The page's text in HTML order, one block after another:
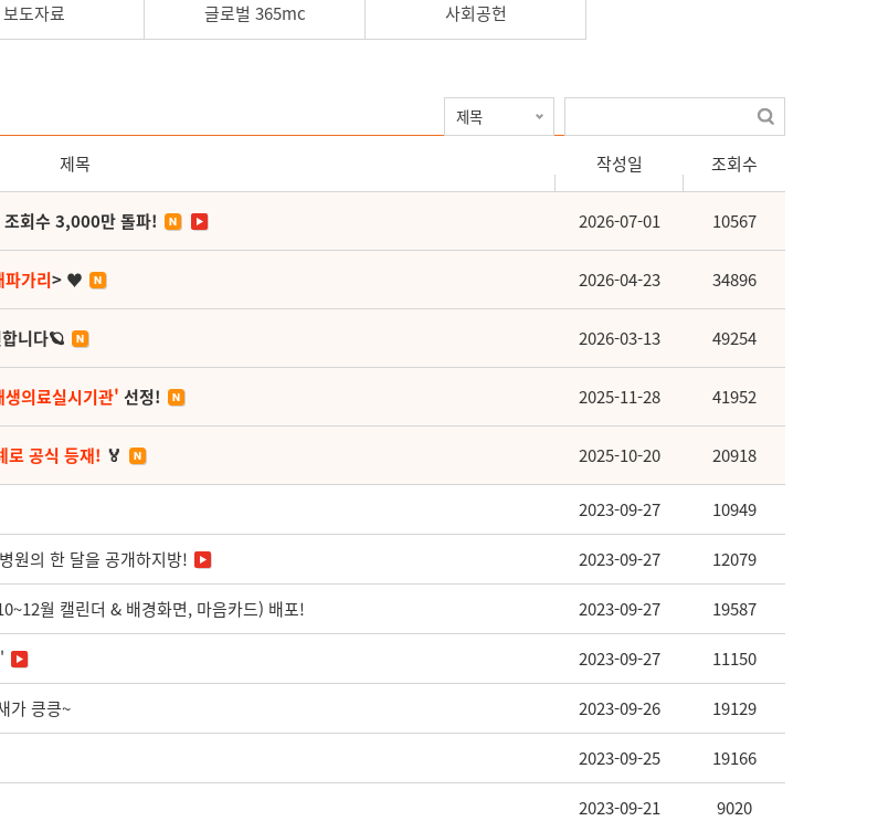
보도자료 글로벌 365mc 사회공헌
제목 작성일 조회수
회수 3,000만 돌파! 2026-07-01 10567
파가리> ♥ 2026-04-23 34896
니다🪐 2026-03-13 49254
의료실시기관' 선정! 2025-11-28 41952
로 공식 등재! 🏅 2025-10-20 20918
2023-09-27 10949
원의 한 달을 공개하지방! 2023-09-27 12079
월 캘린더 & 배경화면, 마음카드) 배포! 2023-09-27 19587
2023-09-27 11150
가 킁킁~ 2023-09-26 19129
2023-09-25 19166
2023-09-21 9020